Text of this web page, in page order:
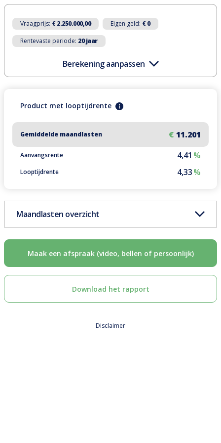
Vraagprijs: € 2.250.000,00 Eigen geld: € 0
Rentevaste periode: 20 jaar
Berekening aanpassen
Product met looptijdrente
€ 11.201
Gemiddelde maandlasten
4,41 %
Aanvangsrente
4,33%
Looptijdrente
Maandlasten overzicht
Download het rapport
Maak een afspraak (video, bellen of persoonlijk)
Disclaimer